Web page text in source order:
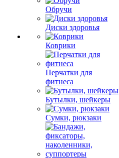
Обручи
Диски здоровья
Коврики
Перчатки для
фитнеса
Бутылки, шейкеры
Сумки, рюкзаки